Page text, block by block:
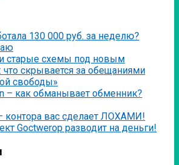
130 000 руб. за неделю?
старые схемы под новым
что скрывается за обещаниями
свободы»
– как обманывает обменник?
контора вас сделает ЛОХАМИ!
Goctwerop разводит на деньги!